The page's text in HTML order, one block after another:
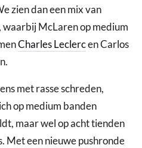
zien dan een mix van
waarbij McLaren op medium
Charles Leclercen Carlos
met rasse schreden,
op medium banden
maar wel op acht tienden
Met een nieuwe pushronde